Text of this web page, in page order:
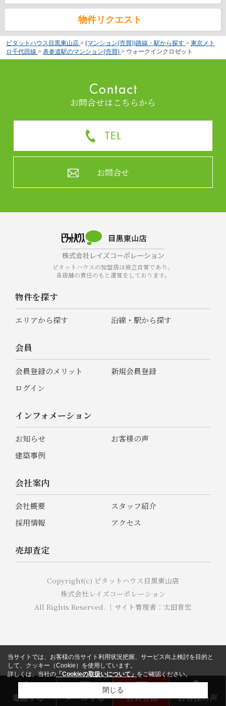
物件リクエスト
ピタットハウス目黒東山店 > (マンション(売買))路線・駅から探す > 東京メト
ロ千代田線 > 表参道駅のマンション(売買) > ウォークインクロゼット
お問合せはこちらから
お問合せ
ピタットハウスの加盟店は独立自営であり、
各店舗の責任のもと運営をしております。
物件を探す
エリアから探す 沿線・駅から探す
会員
会員登録のメリット
新規会員登録
ログイン
インフォメーション
お知らせ
お客様の声
建築事例
会社案内
会社概要
スタッフ紹介
採用情報
アクセス
売却査定
Copyright(c) ピタットハウス目黒東山店
株式会社レイズコーポレーション
All Rights Reserved. ｜サイト管理者：太田育宏
電話する メールする 会員登録 お客様の声
当サイトでは、お客様の当サイト利用状況把握、サービス向上検討を目的と
して、クッキー（Cookie）を使用しています。
詳しくは、当社の「Cookieの取扱いについて」をご確認ください。
閉じる